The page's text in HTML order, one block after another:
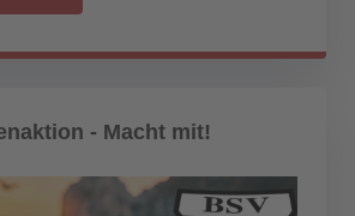
- Macht mit!